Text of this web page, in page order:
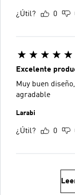
¿Útil? 0
Excelente
Muy buen
agradable
Larabi
¿Útil? 0